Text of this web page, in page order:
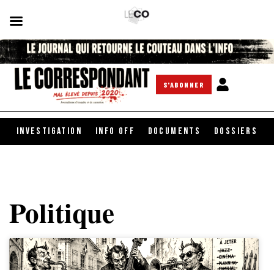
S'ABONNER
INVESTIGATION INFO OFF DOCUMENTS DOSSIERS
Politique